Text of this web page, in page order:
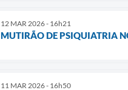
12 MAR 2026 - 16h21
MUTIRÃO DE PSIQUIATRIA
11 MAR 2026 - 16h50